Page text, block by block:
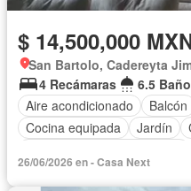
$ 14,500,000
San Bartolo, Cadereyta
4 Recámaras
6.5
Aire acondicionado
Balcón
Cocina equipada
Jardín
26/06/2026 en - Casa Next